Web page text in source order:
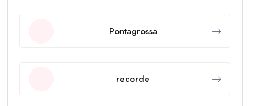
Pontagrossa
recorde